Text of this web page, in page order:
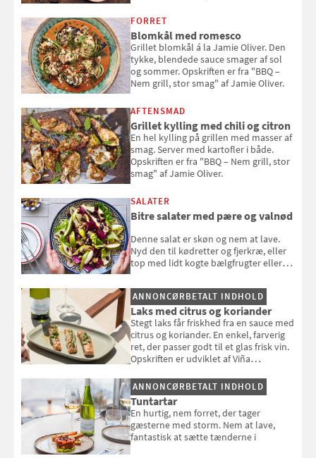
smag" af Jamie Oliver.
FORRET
Blomkål med romesco
Grillet blomkål á la Jamie Oliver. Den
tykke, blendede sauce smager af sol
og sommer. Opskriften er fra "BBQ –
Nem grill, stor smag" af Jamie Oliver.
AFTENSMAD
Grillet kylling med chili og citron
En hel kylling på grillen med masser af
smag. Server med kartofler i både.
Opskriften er fra "BBQ – Nem grill, stor
smag" af Jamie Oliver.
SALATER
Bitre salater med pære og valnød
Denne salat er skøn og nem at lave.
Nyd den til kødretter og fjerkræ, eller
top med lidt kogte bælgfrugter eller
selvstændigt måltid. Opskriften er fra
Louisa Lorangs kogebog "Salat".
ANNONCØRBETALT INDHOLD
Laks med citrus og koriander
Stegt laks får friskhed fra en sauce med
citrus og koriander. En enkel, farverig
ret, der passer godt til et glas frisk vin.
Opskriften er udviklet af Viña
ANNONCØRBETALT INDHOLD
Tuntartar
En hurtig, nem forret, der tager
gæsterne med storm. Nem at lave,
fantastisk at sætte tænderne i